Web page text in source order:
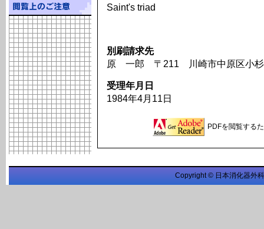
Saint's triad
別刷請求先
原 一郎 〒211 川崎市中原区小杉
受理年月日
1984年4月11日
PDFを閲覧する
Copyright © 日本消化器外